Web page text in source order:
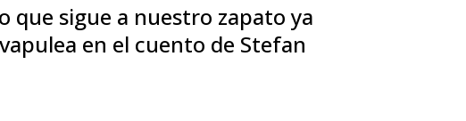
que sigue a nuestro zapato ya
en el cuento de Stefan